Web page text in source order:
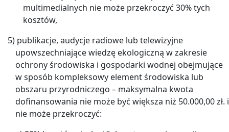
multimedialnych nie może przekroczyć 30% tych
kosztów,
5) publikacje, audycje radiowe lub telewizyjne
upowszechniające wiedzę ekologiczną w zakresie
ochrony środowiska i gospodarki wodnej obejmujące
w sposób kompleksowy element środowiska lub
obszaru przyrodniczego – maksymalna kwota
dofinansowania nie może być większa niż 50.000,00 zł. i
nie może przekroczyć: